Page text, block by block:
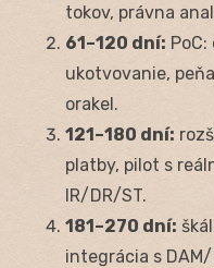
tokov, právna
61–120 dní:
ukotvovanie,
orakel.
121–180 dní:
platby, pilot s
IR/DR/ST.
181–270 dní:
integrácia s